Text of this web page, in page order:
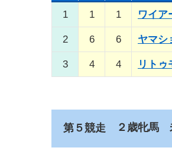
1 1 1 ワイア
2 6 6 ヤマシ
3 4 4 リトゥ
第５競走 ２歳牝馬